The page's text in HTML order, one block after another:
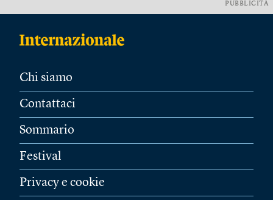
PUBBLICITÀ
Chi siamo
Contattaci
Sommario
Festival
Privacy e cookie